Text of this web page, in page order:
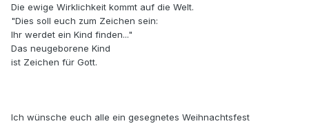
Die ewige Wirklichkeit kommt auf die Welt.
"Dies soll euch zum Zeichen sein:
Ihr werdet ein Kind finden..."
Das neugeborene Kind
ist Zeichen für Gott.
Ich wünsche euch alle ein gesegnetes Weihnachtsfest